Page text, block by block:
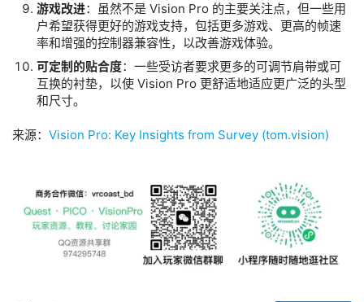
区 游戏改进：虽然不是 Vision Pro 的主要关注点，但一些用
户希望获得更好的游戏支持，包括更多游戏、更高的帧速
率和增强的控制器兼容性，以改善游戏体验。
可定制的贴合度：一些受访者要求更多的可调节肩带或可
互换的衬垫，以使 Vision Pro 更舒适地适应更广泛的头型
和尺寸。
来源： Vision Pro: Key Insights from Survey (tom.vision)